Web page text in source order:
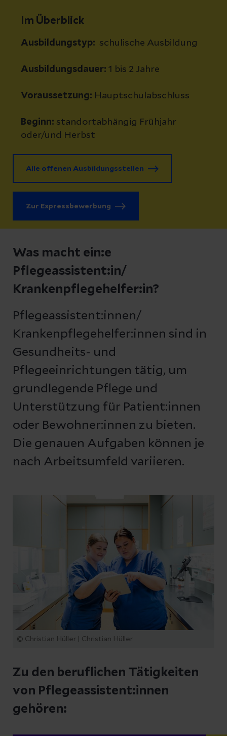
Im Überblick
Ausbildungstyp: schulische Ausbildung
Ausbildungsdauer: 1 bis 2 Jahre
Voraussetzung: Hauptschulabschluss
Beginn: standortabhängig Frühjahr
oder/und Herbst
Alle offenen Ausbildungsstellen
Zur Expressbewerbung
Was macht ein:e
Pflegeassistent:in/
Krankenpflegehelfer:in?
Pflegeassistent:innen/
Krankenpflegehelfer:innen sind in
Gesundheits- und
Pflegeeinrichtungen tätig, um
grundlegende Pflege und
Unterstützung für Patient:innen
oder Bewohner:innen zu bieten.
Die genauen Aufgaben können je
nach Arbeitsumfeld variieren.
© Christian Hüller | Christian Hüller
Zu den beruflichen Tätigkeiten
von Pflegeassistent:innen
gehören: